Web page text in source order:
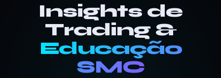
Insights de
Trading &
Educação
SMC